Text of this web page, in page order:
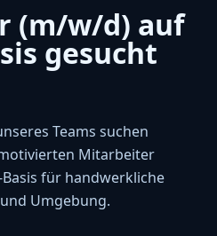
(m/w/d) auf
gesucht
Teams suchen
Mitarbeiter
für handwerkliche
Umgebung.